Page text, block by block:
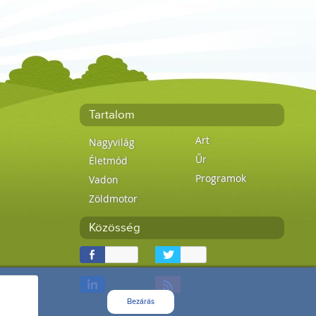
Bezárás
Tartalom
Nagyvilág
Életmód
Vadon
Zöldmotor
Art
Űr
Programok
Közösség